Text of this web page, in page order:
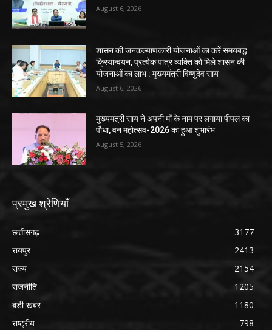
August 6, 2026
शासन की जनकल्याणकारी योजनाओं का करें समयबद्ध
क्रियान्वयन, प्रत्येक पात्र व्यक्ति को मिले शासन की
योजनाओं का लाभ : मुख्यमंत्री विष्णुदेव साय
August 6, 2026
मुख्यमंत्री साय ने अपनी माँ के नाम पर लगाया पीपल का
पौधा, वन महोत्सव-2026 का हुआ शुभारंभ
August 5, 2026
प्रमुख श्रेणियाँ
छत्तीसगढ़
3177
रायपुर
2413
राज्य
2154
राजनीति
1205
बड़ी खबर
1180
राष्ट्रीय
798